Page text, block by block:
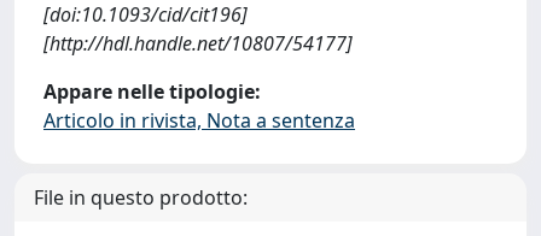
[doi:10.1093/cid/cit196]
[http://hdl.handle.net/10807/54177]
Appare nelle tipologie:
Articolo in rivista, Nota a sentenza
File in questo prodotto: